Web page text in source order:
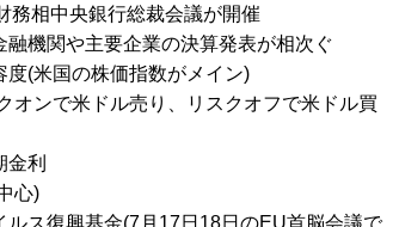
務相中央銀行総裁会議が開催
融機関や主要企業の決算発表が相次ぐ
度(米国の株価指数がメイン)
オンで米ドル売り、リスクオフで米ドル買
金利
心)
ルス復興基金(7月17日18日のEU首脳会議で